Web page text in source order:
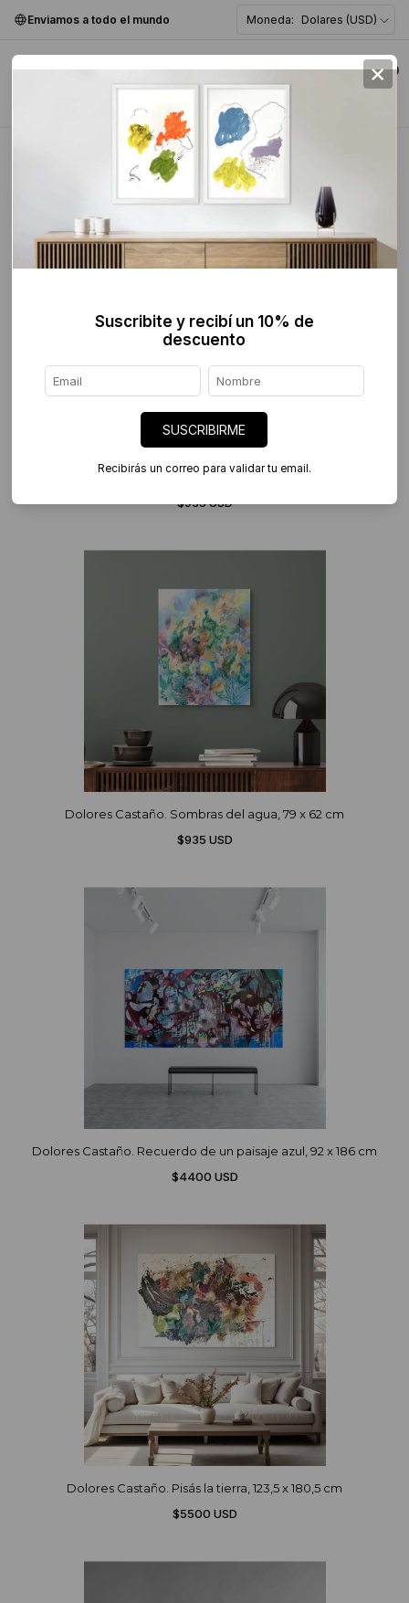
Enviamos a todo el mundo Moneda: Dolares (USD)
0
breadcrumbs.mx > Descubre Nuevas Obras
Descubre Nuevas Obras FILTER
Dolores Castaño. Serie Postales, 14 x 18 cm
$935 USD
Dolores Castaño. Sombras del agua, 79 x 62 cm
$935 USD
Dolores Castaño. Recuerdo de un paisaje azul, 92 x 186 cm
$4400 USD
Dolores Castaño. Pisás la tierra, 123,5 x 180,5 cm
$5500 USD
×
Suscribite y recibí un 10% de
descuento
SUSCRIBIRME
Recibirás un correo para validar tu email.